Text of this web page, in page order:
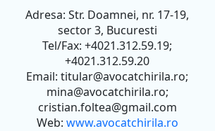
Adresa: Str. Doamnei, nr. 17-19,
sector 3, Bucuresti
Tel/Fax: +4021.312.59.19;
+4021.312.59.20
Email: titular@avocatchirila.ro;
mina@avocatchirila.ro;
cristian.foltea@gmail.com
Web: www.avocatchirila.ro